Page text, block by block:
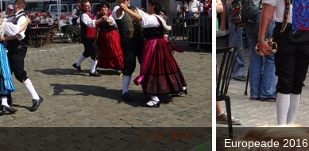
Europeade 2016